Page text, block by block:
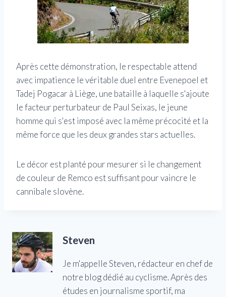
Après cette démonstration, le respectable attend
avec impatience le véritable duel entre Evenepoel et
Tadej Pogacar à Liège, une bataille à laquelle s'ajoute
le facteur perturbateur de Paul Seixas, le jeune
homme qui s'est imposé avec la même précocité et la
même force que les deux grandes stars actuelles.
Le décor est planté pour mesurer si le changement
de couleur de Remco est suffisant pour vaincre le
cannibale slovène.
Steven
Je m'appelle Steven, rédacteur en chef de
notre blog dédié au cyclisme. Après des
études en journalisme sportif, ma